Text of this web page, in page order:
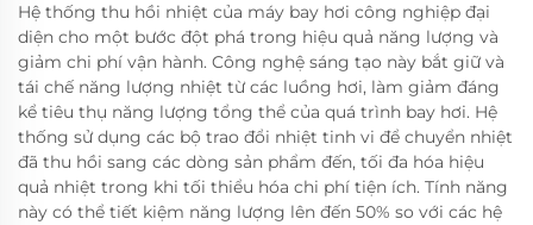
Hệ thống thu hồi nhiệt của máy bay hơi công nghiệp đại
diện cho một bước đột phá trong hiệu quả năng lượng và
giảm chi phí vận hành. Công nghệ sáng tạo này bắt giữ và
tái chế năng lượng nhiệt từ các luồng hơi, làm giảm đáng
kể tiêu thụ năng lượng tổng thể của quá trình bay hơi. Hệ
thống sử dụng các bộ trao đổi nhiệt tinh vi để chuyển nhiệt
đã thu hồi sang các dòng sản phẩm đến, tối đa hóa hiệu
quả nhiệt trong khi tối thiểu hóa chi phí tiện ích. Tính năng
này có thể tiết kiệm năng lượng lên đến 50% so với các hệ